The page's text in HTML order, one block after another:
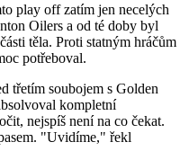
play off zatím jen necelých
Oilers a od té doby byl
těla. Proti statným hráčům
potřeboval.
třetím soubojem s Golden
kompletní
nejspíš není na co čekat.
"Uvidíme," řekl